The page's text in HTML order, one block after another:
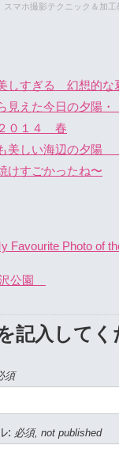
スマホ撮影テクニック＆加
しすぎる 幻想的
見えた今日の夕陽
０１４ 春
美しい海辺の夕
けすごかったね〜
Photo of
公園
記入してく
須
: 必須, not published